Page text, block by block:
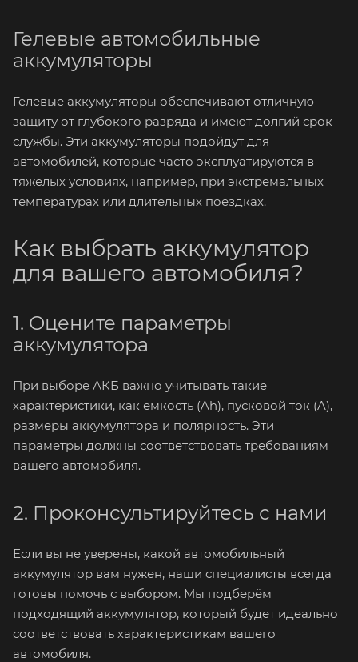
Гелевые автомобильные
аккумуляторы
Гелевые аккумуляторы обеспечивают отличную
защиту от глубокого разряда и имеют долгий срок
службы. Эти аккумуляторы подойдут для
автомобилей, которые часто эксплуатируются в
тяжелых условиях, например, при экстремальных
температурах или длительных поездках.
Как выбрать аккумулятор
для вашего автомобиля?
1. Оцените параметры
аккумулятора
При выборе АКБ важно учитывать такие
характеристики, как емкость (Ah), пусковой ток (A),
размеры аккумулятора и полярность. Эти
параметры должны соответствовать требованиям
вашего автомобиля.
2. Проконсультируйтесь с нами
Если вы не уверены, какой автомобильный
аккумулятор вам нужен, наши специалисты всегда
готовы помочь с выбором. Мы подберём
подходящий аккумулятор, который будет идеально
соответствовать характеристикам вашего
автомобиля.